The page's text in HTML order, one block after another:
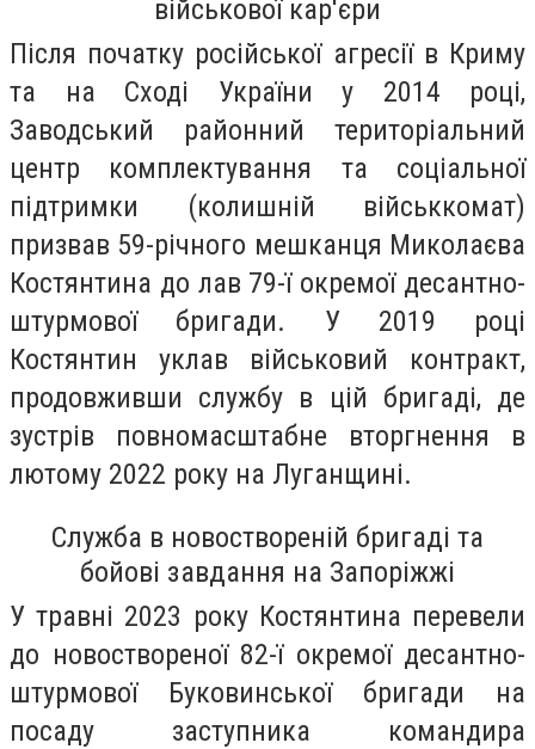
військової кар'єри
Після початку російської агресії в Криму
та на Сході України у 2014 році,
Заводський районний територіальний
центр комплектування та соціальної
підтримки (колишній військкомат)
призвав 59-річного мешканця Миколаєва
Костянтина до лав 79-ї окремої десантно-
штурмової бригади. У 2019 році
Костянтин уклав військовий контракт,
продовживши службу в цій бригаді, де
зустрів повномасштабне вторгнення в
лютому 2022 року на Луганщині.
Служба в новоствореній бригаді та
бойові завдання на Запоріжжі
У травні 2023 року Костянтина перевели
до новоствореної 82-ї окремої десантно-
штурмової Буковинської бригади на
посаду заступника командира